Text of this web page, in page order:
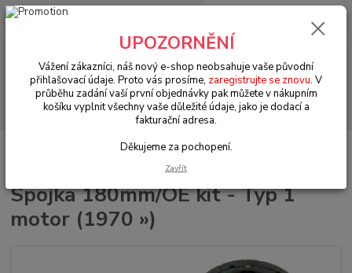
Menu
Hledat
+420 602 330 329
0 Kč
VW Bus Typ 2 (1967 » 79) Motorové díly (Engine parts)
Spojka 180mm/OE kit - Typ 1
motor (1970 »)
UPOZORNĚNÍ
Vážení zákazníci, náš nový e-shop neobsahuje vaše původní
přihlašovací údaje. Proto vás prosíme, zaregistrujte se znovu. V
průběhu zadání vaší první objednávky pak můžete v nákupním
košíku vyplnit všechny vaše důležité údaje, jako je dodací a
fakturační adresa.
Děkujeme za pochopení.
Zavřít